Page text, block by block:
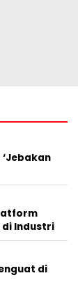
di Industri
di